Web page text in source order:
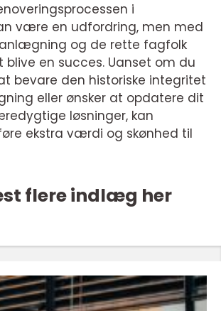
i
være en udfordring, men med
og de rette fagfolk
blive en succes. Uanset om du
bevare den historiske integritet
eller ønsker at opdatere dit
løsninger, kan
ekstra værdi og skønhed til
flere indlæg her